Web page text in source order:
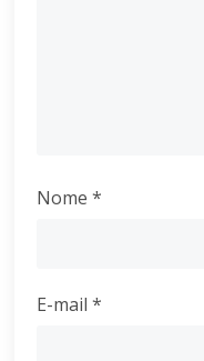
Nome*
E-mail*